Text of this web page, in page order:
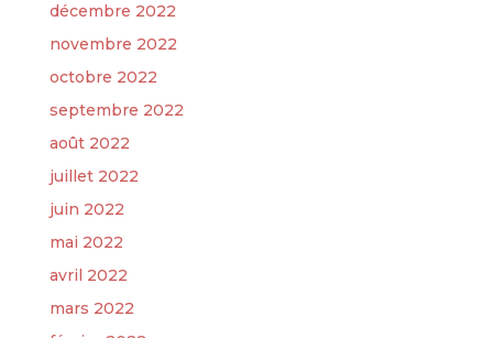
décembre 2022
novembre 2022
octobre 2022
septembre 2022
août 2022
juillet 2022
juin 2022
mai 2022
avril 2022
mars 2022